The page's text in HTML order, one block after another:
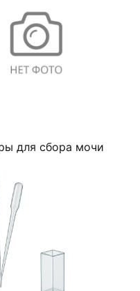
для сбора мочи